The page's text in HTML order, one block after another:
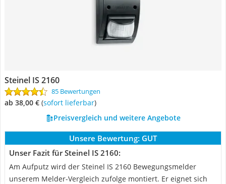
Steinel IS 2160
85 Bewertungen
ab 38,00 € ( Sofort lieferbar)
Preisvergleich und weitere Angebote
Unsere Bewertung: GUT
Unser Fazit für Steinel IS 2160:
Am Aufputz wird der Steinel IS 2160 Bewegungsmelder
unserem Melder-Vergleich zufolge montiert. Er eignet sich